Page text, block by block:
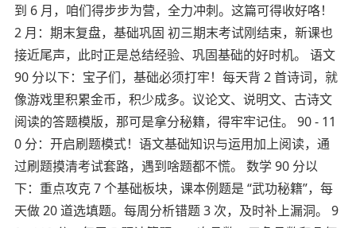
到 6 月，咱们得步步为营，全力冲刺。这篇可得收好咯！
2 月：期末复盘，基础巩固 初三期末考试刚结束，新课也
接近尾声，此时正是总结经验、巩固基础的好时机。 语文
90 分以下：宝子们，基础必须打牢！每天背 2 首诗词，就
像游戏里积累金币，积少成多。议论文、说明文、古诗文
阅读的答题模版，那可是拿分秘籍，得牢牢记住。 90 - 11
0 分：开启刷题模式！语文基础知识与运用加上阅读，通
过刷题摸清考试套路，遇到啥题都不慌。 数学 90 分以
下：重点攻克 7 个基础板块，课本例题是 “武功秘籍”，每
天做 20 道选填题。每周分析错题 3 次，及时补上漏洞。 9